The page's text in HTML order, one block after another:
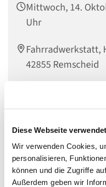
Diese Webseite
Wir verwenden Cookies,
personalisieren,
können und die Zugriffe
Außerdem geben wir
Mittwoch, 14.
Uhr
Fahrradwerkstatt,
42855 Remscheid
gegen eine Spende in
Hilfe erfolgt durch
Mitarbeitende des